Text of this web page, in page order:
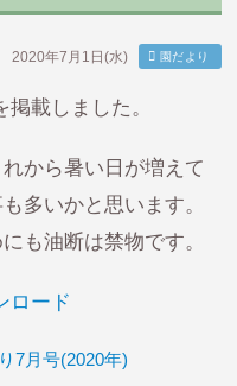
2020年7月1日(水) 園だより
掲載しました。
から暑い日が増えて
多いかと思います。
も油断は禁物です。
ロード